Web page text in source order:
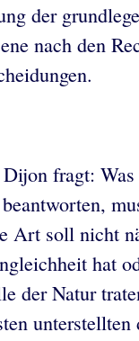
der
nach den
fragt:
Art soll nicht
hat
der Natur